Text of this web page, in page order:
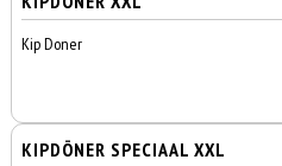
Kip Doner
KIPDÖNER SPECIAAL XXL